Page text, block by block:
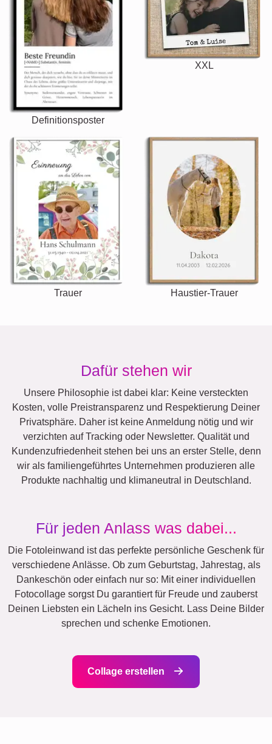
Definitionsposter
XXL
Trauer Haustier-Trauer
Dafür stehen wir
Unsere Philosophie ist dabei klar: Keine versteckten
Kosten, volle Preistransparenz und Respektierung Deiner
Privatsphäre. Daher ist keine Anmeldung nötig und wir
verzichten auf Tracking oder Newsletter. Qualität und
Kundenzufriedenheit stehen bei uns an erster Stelle, denn
wir als familiengeführtes Unternehmen produzieren alle
Produkte nachhaltig und klimaneutral in Deutschland.
Für jeden Anlass was dabei...
Die Fotoleinwand ist das perfekte persönliche Geschenk für
verschiedene Anlässe. Ob zum Geburtstag, Jahrestag, als
Dankeschön oder einfach nur so: Mit einer individuellen
Fotocollage sorgst Du garantiert für Freude und zauberst
Deinen Liebsten ein Lächeln ins Gesicht. Lass Deine Bilder
sprechen und schenke Emotionen.
Collage erstellen